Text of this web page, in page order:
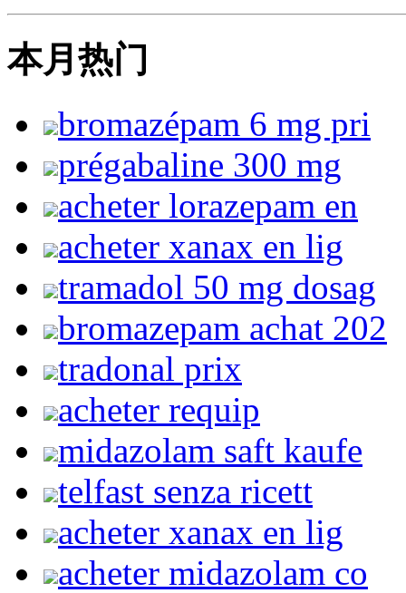
本月热门
bromazépam 6 mg pri
prégabaline 300 mg
acheter lorazepam en
acheter xanax en lig
tramadol 50 mg dosag
bromazepam achat 202
tradonal prix
acheter requip
midazolam saft kaufe
telfast senza ricett
acheter xanax en lig
acheter midazolam co